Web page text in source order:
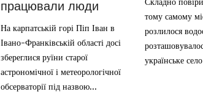
працювали люди
На карпатській горі Піп Іван в
Івано-Франківській області досі
збереглися руїни старої
астрономічної і метеорологічної
обсерваторії під назвою...
тому самому
розлилося
українське